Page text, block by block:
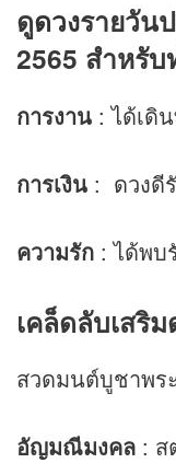
ดูดวงรายวัน
2565 สำหรั
การงาน : ได้เดิ
การเงิน : ดวงดี
ความรัก : ได้พบ
เคล็ดลับเสริ
สวดมนต์บูชาพร
อัญมณีมงคล : ส